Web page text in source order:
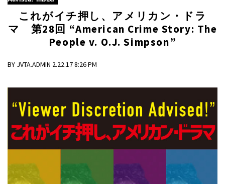
これがイチ押し、アメリカン・ドラ
マ 第28回 “American Crime Story: The
People v. O.J. Simpson”
BY JVTA.ADMIN 2.22.17 8:26 PM